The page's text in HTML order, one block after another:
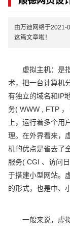
由万迪网络于2021-
这篇文章啦！
虚拟主机：是指
术，把一台计算机
有独立的域名和IP
务( WWW , FTP
上，运行着多个用
理。在外界看来，
机的优点是雀去了
服务( CGI 、访问
于搭建小型网站。
的形式，也是中、
一般来说，虚拟